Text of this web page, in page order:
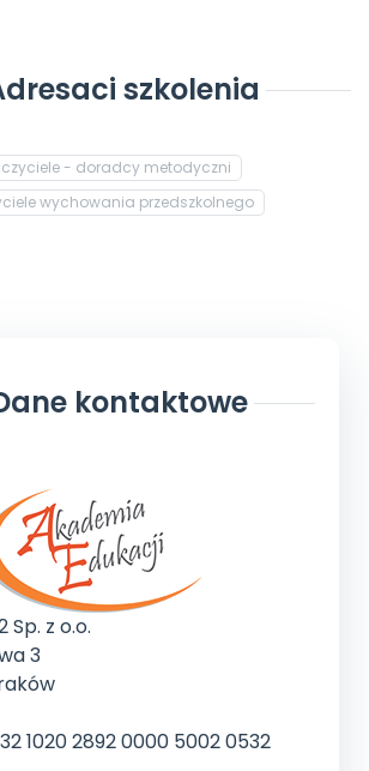
szkolenia
- doradcy metodyczni
wychowania przedszkolnego
kontaktowe
Sp. z o.o.
3
1020 2892 0000 5002 0532